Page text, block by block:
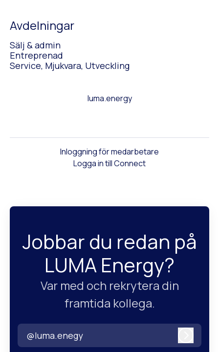
Avdelningar
Sälj & admin
Entreprenad
Service, Mjukvara, Utveckling
luma.energy
Inloggning för medarbetare
Logga in till Connect
Jobbar du redan på
LUMA Energy?
Var med och rekrytera din
framtida kollega.
@luma.enegy